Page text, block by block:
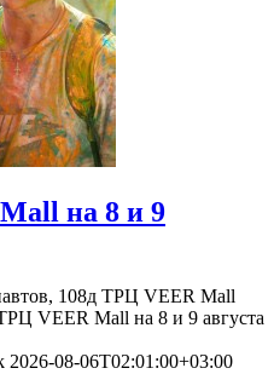
на 8 и 9
108д ТРЦ VEER Mall
VEER Mall на 8 и 9 августа
2026-08-06T02:01:00+03:00